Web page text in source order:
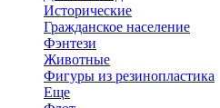
Исторические
Гражданское население
Фэнтези
Животные
Фигуры из резинопластика
Еще